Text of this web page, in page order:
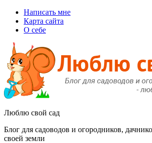
Написать мне
Карта сайта
О себе
Люблю свой сад
Блог для садоводов и огородников,
своей земли